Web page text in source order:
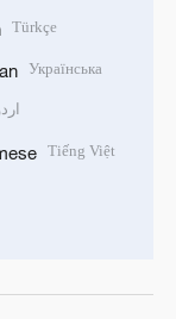
Türkçe
Українська
Tiếng Việt